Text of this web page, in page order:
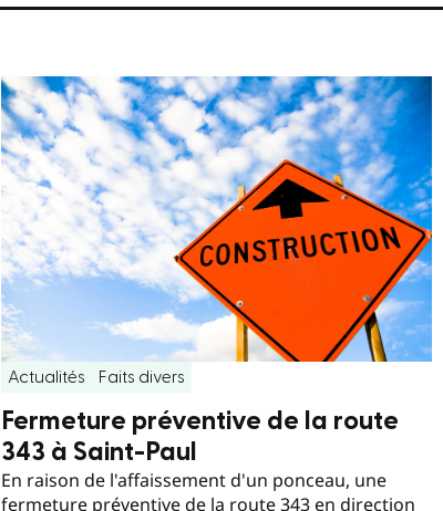
Actualités Faits divers
Fermeture préventive de la route
343 à Saint-Paul
En raison de l'affaissement d'un ponceau, une
fermeture préventive de la route 343 en direction